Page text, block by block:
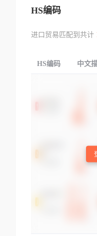
HS编码
进口贸易匹配到共计
HS编码 中文